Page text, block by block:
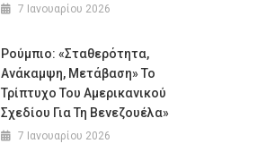
7 Ιανουαρίου 2026
Ρούμπιο: «Σταθερότητα,
Ανάκαμψη, Μετάβαση» Το
Τρίπτυχο Του Αμερικανικού
Σχεδίου Για Τη Βενεζουέλα»
7 Ιανουαρίου 2026